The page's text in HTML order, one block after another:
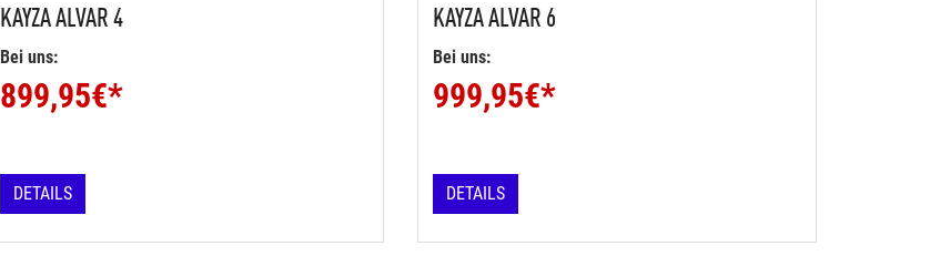
KAYZAALVAR 4
Bei uns:
899,95€*
DETAILS
KAYZAALVAR 6
Bei uns:
999,95€*
DETAILS